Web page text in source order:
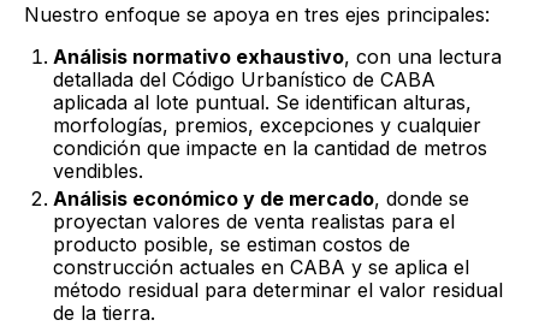
Nuestro enfoque se apoya en tres ejes principales:
Análisis normativo exhaustivo, con una lectura
detallada del Código Urbanístico de CABA
aplicada al lote puntual. Se identifican alturas,
morfologías, premios, excepciones y cualquier
condición que impacte en la cantidad de metros
vendibles.
Análisis económico y de mercado, donde se
proyectan valores de venta realistas para el
producto posible, se estiman costos de
construcción actuales en CABA y se aplica el
método residual para determinar el valor residual
de la tierra.